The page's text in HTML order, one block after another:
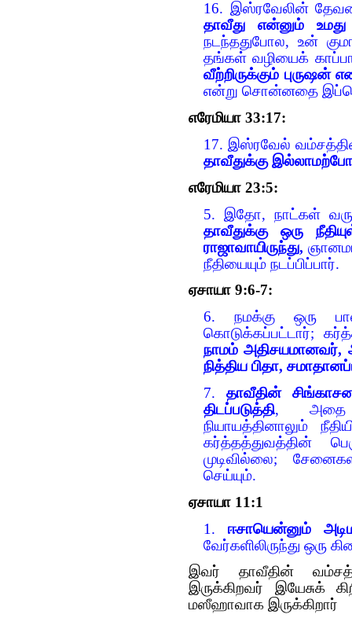
16. இஸ்ரவேலின்
தாவீது என்னும்
நடந்ததுபோல, உன்
தங்கள் வழியைக்
வீற்றிருக்கும்
என்று சொன்னதை
எரேமியா 33:17:
17. இஸ்ரவேல்
தாவீதுக்கு
எரேமியா 23:5:
5. இதோ, நாட்கள்
தாவீதுக்கு ஒரு
ராஜாவாயிருந்து,
நீதியையும் நடப்பிப்பார்.
ஏசாயா 9:6-7:
6. நமக்கு ஒரு
கொடுக்கப்பட்டார்;
நாமம்
நித்திய பிதா,
7. தாவீதின்
திடப்படுத்தி, அதை
நியாயத்தினாலும்
கர்த்தத்துவத்தின்
முடிவில்லை;
செய்யும்.
ஏசாயா 11:1
1. ஈசாயென்னும்
வேர்களிலிருந்து ஒரு
இவர் தாவீதின்
இருக்கிறவர் இயேசுக்
மஸீஹாவாக இருக்கிறார்